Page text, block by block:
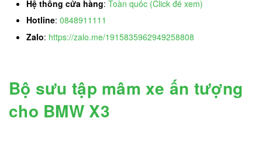
Hệ thống cửa hàng: Toàn quốc (Click để xem)
Hotline: 0848911111
Zalo: https://zalo.me/1915835962949258808
Bộ sưu tập mâm xe ấn tượng
cho BMW X3